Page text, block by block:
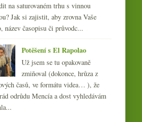
na saturovaném trhu s vinnou
Jak si zajistit, aby zrovna Vaše
název časopisu či průvodc...
Potěšení s El Rapolao
Už jsem se tu opakovaně
zmiňoval (dokonce, hrůza z
časů, ve formátu videa… ), že
odrůdu Mencía a dost vyhledávám